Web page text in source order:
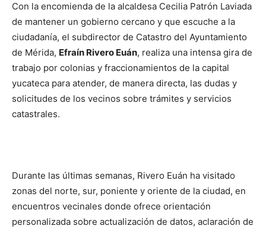
Con la encomienda de la alcaldesa Cecilia Patrón Laviada
de mantener un gobierno cercano y que escuche a la
ciudadanía, el subdirector de Catastro del Ayuntamiento
de Mérida, Efraín Rivero Euán, realiza una intensa gira de
trabajo por colonias y fraccionamientos de la capital
yucateca para atender, de manera directa, las dudas y
solicitudes de los vecinos sobre trámites y servicios
catastrales.
Durante las últimas semanas, Rivero Euán ha visitado
zonas del norte, sur, poniente y oriente de la ciudad, en
encuentros vecinales donde ofrece orientación
personalizada sobre actualización de datos, aclaración de